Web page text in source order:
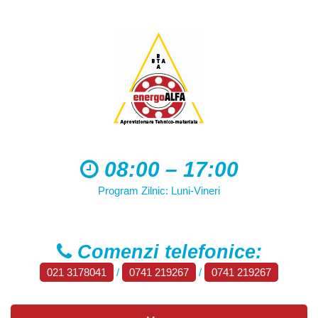
08:00 – 17:00
Program Zilnic: Luni-Vineri
Comenzi telefonice:
021 3178041 / 0741 219267 / 0741 219267